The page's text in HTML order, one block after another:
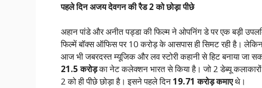
पहले दिन अजय देवगन की रैड 2 को छोड़ा पीछे
अहान पांडे और अनीत पड्डा की फिल्म ने ओपनिंग डे पर एक बड़ी
फिल्में बॉक्स ऑफिस पर 10 करोड़ के आसपास ही सिमट रही है।
आज भी जबरदस्त म्यूजिक और लव स्टोरी कहानी से हिट बनाया जा
21.5 करोड़का नेट कलेक्शन भारत से किया है। जो 2 डेब्यू
2 को ही पीछे छोड़ा है। इसने पहले दिन19.71 करोड़ कमाएथे।